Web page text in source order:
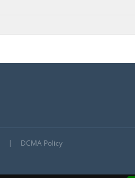
DCMA Policy